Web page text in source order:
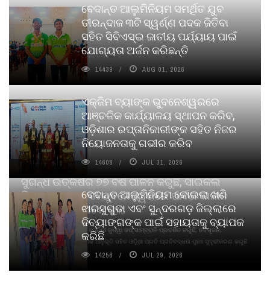
ସୁଗନ୍ଧ ଉତ୍କର୍ଷର ୭୭ ବର୍ଷ ପାଳନ କରୁଛି, ସାଇକଲ
ପିୟୋର୍‌ ଅଗରବତୀ ଭୁବନେଶ୍ୱରରେ ପାର୍ବଣ କାଳୀନ
ନବସୃଜନ ଉନ୍ମୋଚନ କଲା
ବାଉଁଶ ବିହୀନ କଠିନ ଧୂପ ଏବଂ ମେଦିନୀ ଜୁଡୱା କପ୍‌ ସାମ୍ବ୍ରାନି ପ୍ରଦର୍ଶିତ କରୁଛି; ନବସୃଜନ,
ଦୀର୍ଘସ୍ଥାୟିତା ଏବଂ ଆଧ୍ୟାତ୍ମିକ ଅନୁଭୂତି ସହିତ ଓଡ଼ିଶା ପ୍ରତି ପ୍ରତିବଦ୍ଧତା ପୁନଃ ସୁଦୃଢୀକରଣ କରୁଛି
ବେଦାନ୍ତ ଆଲୁମିନିୟମ ସମର୍ଥିତ ଯୁବ
ତୀରନ୍ଦାଜ ୩ଟି ସ୍ୱର୍ଣ୍ଣ ପଦକ ଜିତିବା
ସହିତ ସିବିଏସ୍ଇ ଜାତୀୟ ପର୍ଯ୍ୟାୟ ପାଇଁ
ଯୋଗ୍ୟତା ଅର୍ଜନ କରିଛନ୍ତି
14439 AUG 01, 2026
ଏକ୍ଜିମ ବ୍ୟାଙ୍କ ଭୁବନେଶ୍ୱରରେ
ଆଞ୍ଚଳିକ କାର୍ଯ୍ୟାଳୟ ସ୍ଥାପନ କରିବ,
ଓଡ଼ିଶାର ରପ୍ତାନିକାରୀଙ୍କ ସହିତ ନିଜର
ନିୟୋଜନତାକୁ ଗଭୀର କରିବ
14608 JUL 31, 2026
ବେଦାନ୍ତ ଆଲୁମିନିୟମ କୋଇଲା ଖଣି
ଝାରସୁଗୁଡା ଏବଂ ସୁନ୍ଦରଗଡ଼ ଜିଲ୍ଲାରେ
ଦିବ୍ୟାଙ୍ଗଙ୍କ ପାଇଁ ସହାୟତାକୁ ବ୍ୟାପକ
କରିଛି
14258 JUL 29, 2026